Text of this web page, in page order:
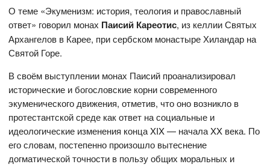
О теме «Экуменизм: история, теология и православный
ответ» говорил монах Паисий Кареотис, из келлии Святых
Архангелов в Карее, при сербском монастыре Хиландар на
Святой Горе.
В своём выступлении монах Паисий проанализировал
исторические и богословские корни современного
экуменического движения, отметив, что оно возникло в
протестантской среде как ответ на социальные и
идеологические изменения конца XIX — начала XX века. По
его словам, постепенно произошло вытеснение
догматической точности в пользу общих моральных и